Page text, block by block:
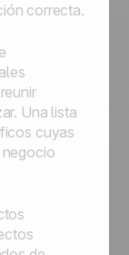
correcta.
Una lista
cuyas